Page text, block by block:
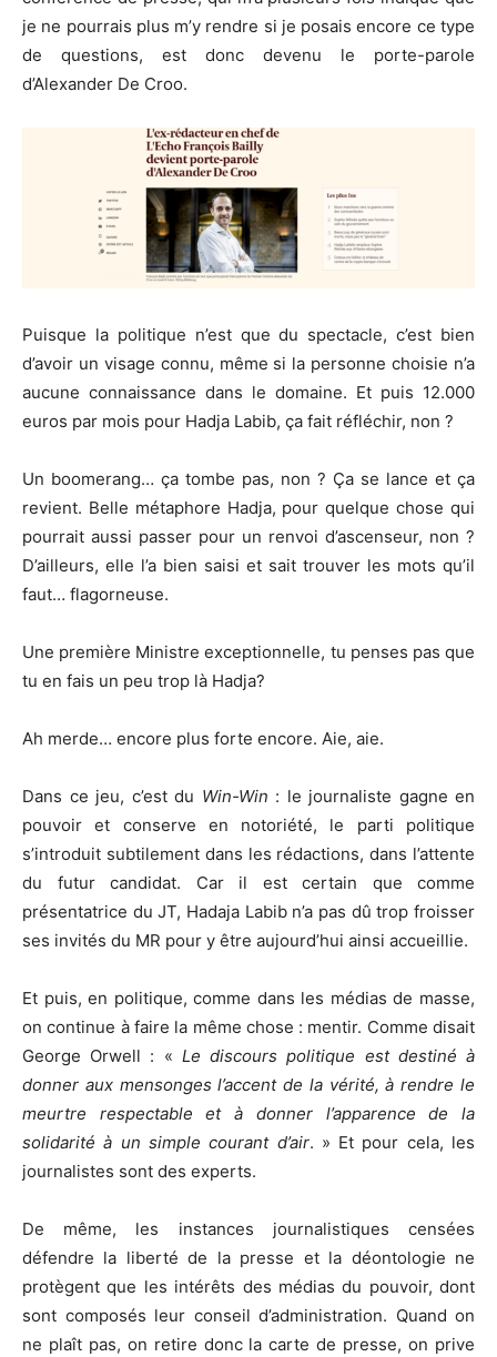
je ne pourrais plus m’y rendre si je posais encore ce type
de questions, est donc devenu le porte-parole
d’Alexander De Croo.
Puisque la politique n’est que du spectacle, c’est bien
d’avoir un visage connu, même si la personne choisie n’a
aucune connaissance dans le domaine. Et puis 12.000
euros par mois pour Hadja Labib, ça fait réfléchir, non ?
Un boomerang… ça tombe pas, non ? Ça se lance et ça
revient. Belle métaphore Hadja, pour quelque chose qui
pourrait aussi passer pour un renvoi d’ascenseur, non ?
D’ailleurs, elle l’a bien saisi et sait trouver les mots qu’il
faut… flagorneuse.
Une première Ministre exceptionnelle, tu penses pas que
tu en fais un peu trop là Hadja?
Ah merde… encore plus forte encore. Aie, aie.
Dans ce jeu, c’est du Win-Win : le journaliste gagne en
pouvoir et conserve en notoriété, le parti politique
s’introduit subtilement dans les rédactions, dans l’attente
du futur candidat. Car il est certain que comme
présentatrice du JT, Hadaja Labib n’a pas dû trop froisser
ses invités du MR pour y être aujourd’hui ainsi accueillie.
Et puis, en politique, comme dans les médias de masse,
on continue à faire la même chose : mentir. Comme disait
George Orwell : « Le discours politique est destiné à
donner aux mensonges l’accent de la vérité, à rendre le
meurtre respectable et à donner l’apparence de la
solidarité à un simple courant d’air. » Et pour cela, les
journalistes sont des experts.
De même, les instances journalistiques censées
défendre la liberté de la presse et la déontologie ne
protègent que les intérêts des médias du pouvoir, dont
sont composés leur conseil d’administration. Quand on
ne plaît pas, on retire donc la carte de presse, on prive